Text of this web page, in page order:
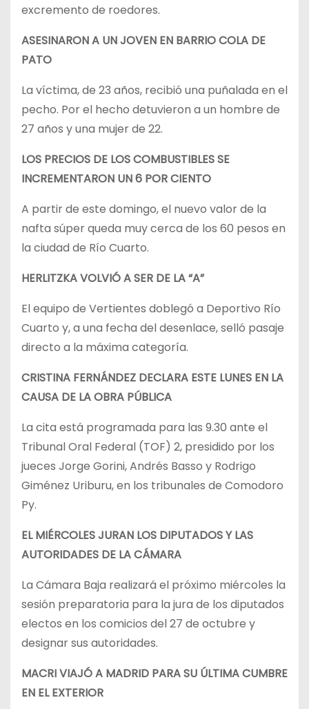
excremento de roedores.
ASESINARON A UN JOVEN EN BARRIO COLA DE
PATO
La víctima, de 23 años, recibió una puñalada en el
pecho. Por el hecho detuvieron a un hombre de
27 años y una mujer de 22.
LOS PRECIOS DE LOS COMBUSTIBLES SE
INCREMENTARON UN 6 POR CIENTO
A partir de este domingo, el nuevo valor de la
nafta súper queda muy cerca de los 60 pesos en
la ciudad de Río Cuarto.
HERLITZKAVOLVIÓ A SER DE LA “A”
El equipo de Vertientes doblegó a Deportivo Río
Cuarto y, a una fecha del desenlace, selló pasaje
directo a la máxima categoría.
CRISTINA FERNÁNDEZ DECLARA ESTE LUNES EN LA
CAUSA DE LA OBRA PÚBLICA
La cita está programada para las 9.30 ante el
Tribunal Oral Federal (TOF) 2, presidido por los
jueces Jorge Gorini, Andrés Basso y Rodrigo
Giménez Uriburu, en los tribunales de Comodoro
Py.
EL MIÉRCOLES JURAN LOS DIPUTADOS Y LAS
AUTORIDADES DE LA CÁMARA
La Cámara Baja realizará el próximo miércoles la
sesión preparatoria para la jura de los diputados
electos en los comicios del 27 de octubre y
designar sus autoridades.
MACRI VIAJÓ A MADRID PARA SU ÚLTIMA CUMBRE
EN EL EXTERIOR